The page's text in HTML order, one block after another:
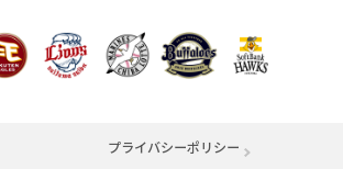
プライバシーポリシー